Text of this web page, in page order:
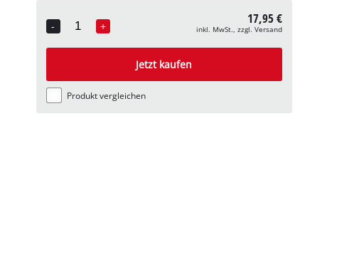
-
Quantity
+ 17,95 €
inkl. MwSt., zzgl. Versand
Jetzt kaufen
Produkt vergleichen